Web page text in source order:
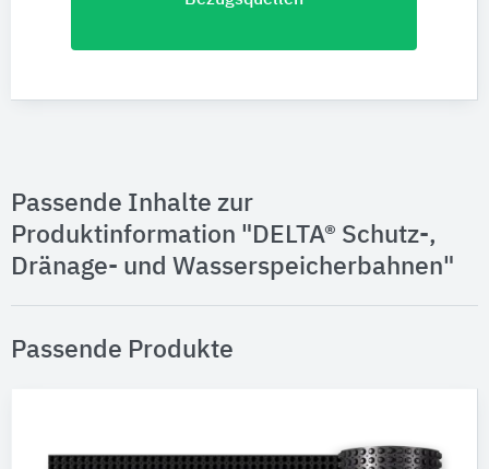
Passende Inhalte zur
Produktinformation "DELTA® Schutz-,
Dränage- und Wasserspeicherbahnen"
Passende Produkte